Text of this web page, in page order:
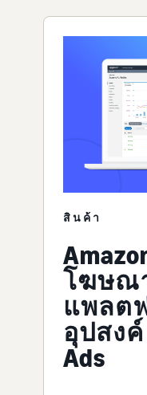
สินค้า
โฆษณ
แพลต
อุปสงค์
Ads